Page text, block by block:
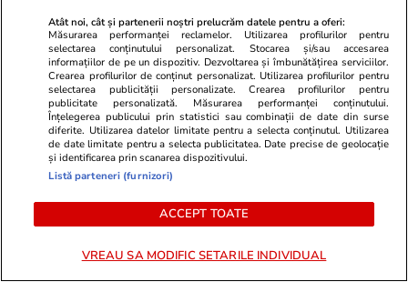
Știri România
România negociază cu Ucraina o
achiziție comună de armament
pentru a nu pierde finanțarea
europeană prin SAFE, potrivit
G4Media
141 de localități din România
Atât noi, cât și partenerii noștri prelucrăm datele pentru a oferi:
Măsurarea performanței reclamelor. Utilizarea profilurilor pentru
selectarea conținutului personalizat. Stocarea și/sau accesarea
informațiilor de pe un dispozitiv. Dezvoltarea și îmbunătățirea serviciilor.
Crearea profilurilor de conținut personalizat. Utilizarea profilurilor pentru
selectarea publicității personalizate. Crearea profilurilor pentru
publicitate personalizată. Măsurarea performanței conținutului.
Înțelegerea publicului prin statistici sau combinații de date din surse
diferite. Utilizarea datelor limitate pentru a selecta conținutul. Utilizarea
de date limitate pentru a selecta publicitatea. Date precise de geolocație
și identificarea prin scanarea dispozitivului.
Listă parteneri (furnizori)
ACCEPT TOATE
VREAU SA MODIFIC SETARILE INDIVIDUAL